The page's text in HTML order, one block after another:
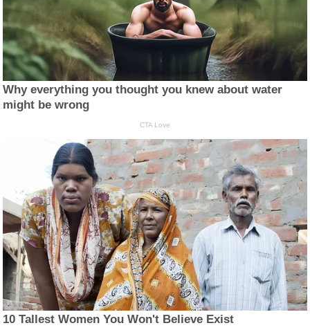
Why everything you thought you knew about water
might be wrong
CTA Love
10 Tallest Women You Won't Believe Exist